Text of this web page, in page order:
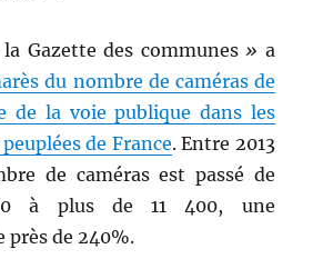
Gazette des communes» a
du nombre de caméras de
de la voie publique dans les
de France. Entre 2013
de caméras est passé de
à plus de 11 400, une
près de 240%.